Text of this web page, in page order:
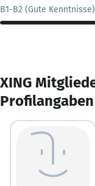
B1-B2 (Gute Kenntnisse)
XING
Profilangaben